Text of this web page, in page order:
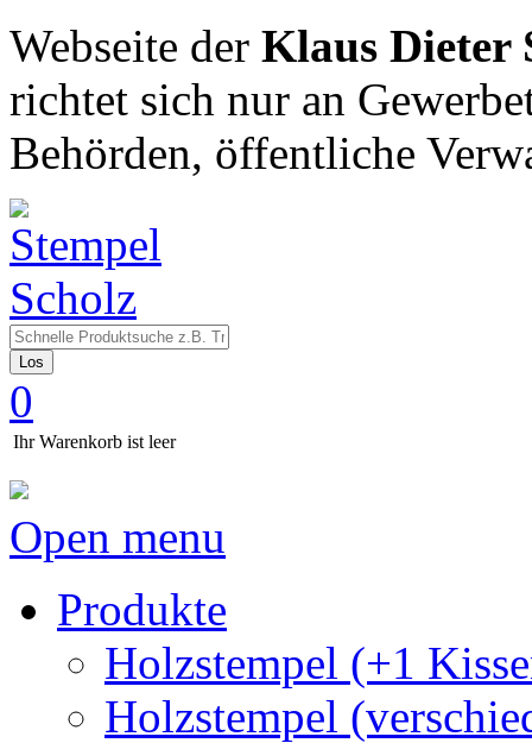
Webseite der Klaus Dieter
richtet sich nur an
Behörden, öffentliche
Los
0
Ihr Warenkorb ist leer
Open menu
Produkte
Holzstempel (+1
Holzstempel